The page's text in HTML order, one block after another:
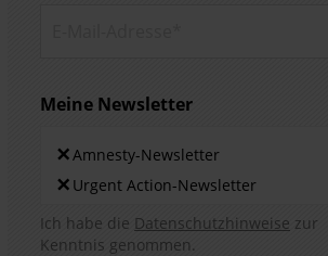
Meine Newsletter
×Amnesty-Newsletter
× Urgent Action-Newsletter
Hinweis DSE
Ich habe die Datenschutzhinweise zur
Kenntnis genommen.